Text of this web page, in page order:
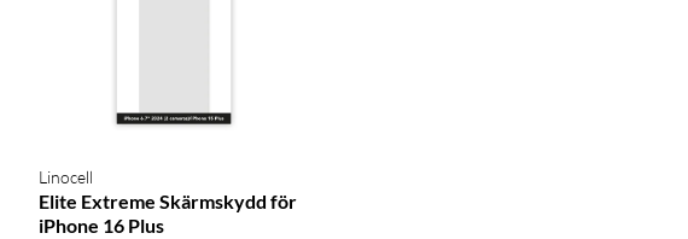
Linocell
Elite Extreme Skärmskydd för
iPhone 16 Plus